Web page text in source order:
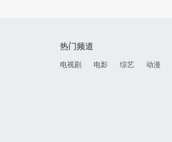
热门频道
电视剧 电影 综艺 动漫